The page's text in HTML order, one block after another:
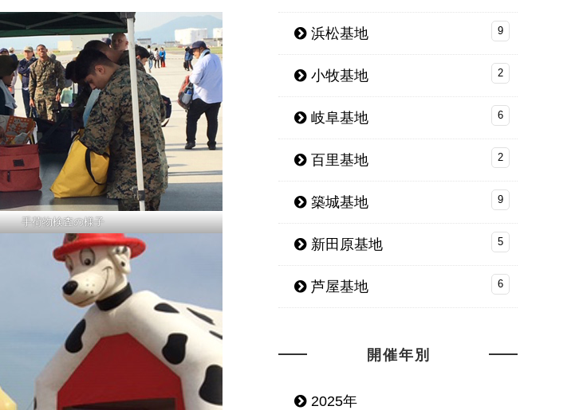
手荷物検査の様子
浜松基地 9
小牧基地 2
岐阜基地 6
百里基地 2
築城基地 9
新田原基地 5
芦屋基地 6
開催年別
2025年